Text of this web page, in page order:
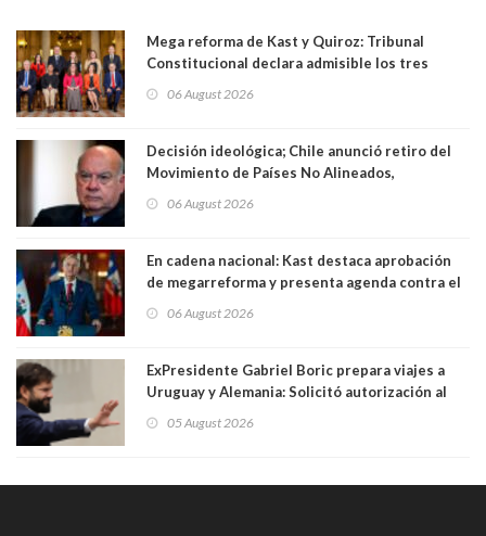
Mega reforma de Kast y Quiroz: Tribunal
Constitucional declara admisible los tres
06 August 2026
Decisión ideológica; Chile anunció retiro del
Movimiento de Países No Alineados,
1971. Excanciller Insulza lamentó decisión
06 August 2026
En cadena nacional: Kast destaca aprobación
de megarreforma y presenta agenda contra el
06 August 2026
ExPresidente Gabriel Boric prepara viajes a
Uruguay y Alemania: Solicitó autorización al
05 August 2026